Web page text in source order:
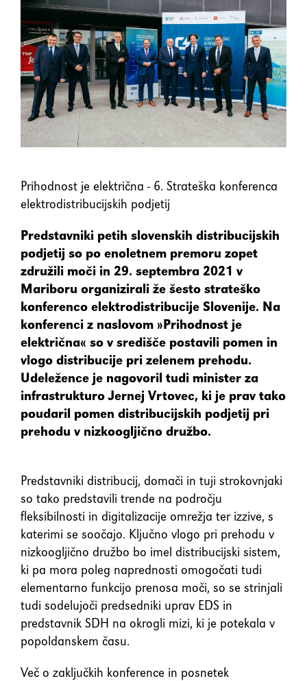
Prihodnost je električna - 6. Strateška konferenca
elektrodistribucijskih podjetij
Predstavniki petih slovenskih distribucijskih
podjetij so po enoletnem premoru zopet
združili moči in 29. septembra 2021 v
Mariboru organizirali že šesto strateško
konferenco elektrodistribucije Slovenije. Na
konferenci z naslovom »Prihodnost je
električna« so v središče postavili pomen in
vlogo distribucije pri zelenem prehodu.
Udeležence je nagovoril tudi minister za
infrastrukturo Jernej Vrtovec, ki je prav tako
poudaril pomen distribucijskih podjetij pri
prehodu v nizkoogljično družbo.
Predstavniki distribucij, domači in tuji strokovnjaki
so tako predstavili trende na področju
fleksibilnosti in digitalizacije omrežja ter izzive, s
katerimi se soočajo. Ključno vlogo pri prehodu v
nizkoogljično družbo bo imel distribucijski sistem,
ki pa mora poleg naprednosti omogočati tudi
elementarno funkcijo prenosa moči, so se strinjali
tudi sodelujoči predsedniki uprav EDS in
predstavnik SDH na okrogli mizi, ki je potekala v
popoldanskem času.
Več o zaključkih konference in posnetek
element
Premakne fokus na prejšnji
element
Potrdi/klikne fokusiran
element
polje